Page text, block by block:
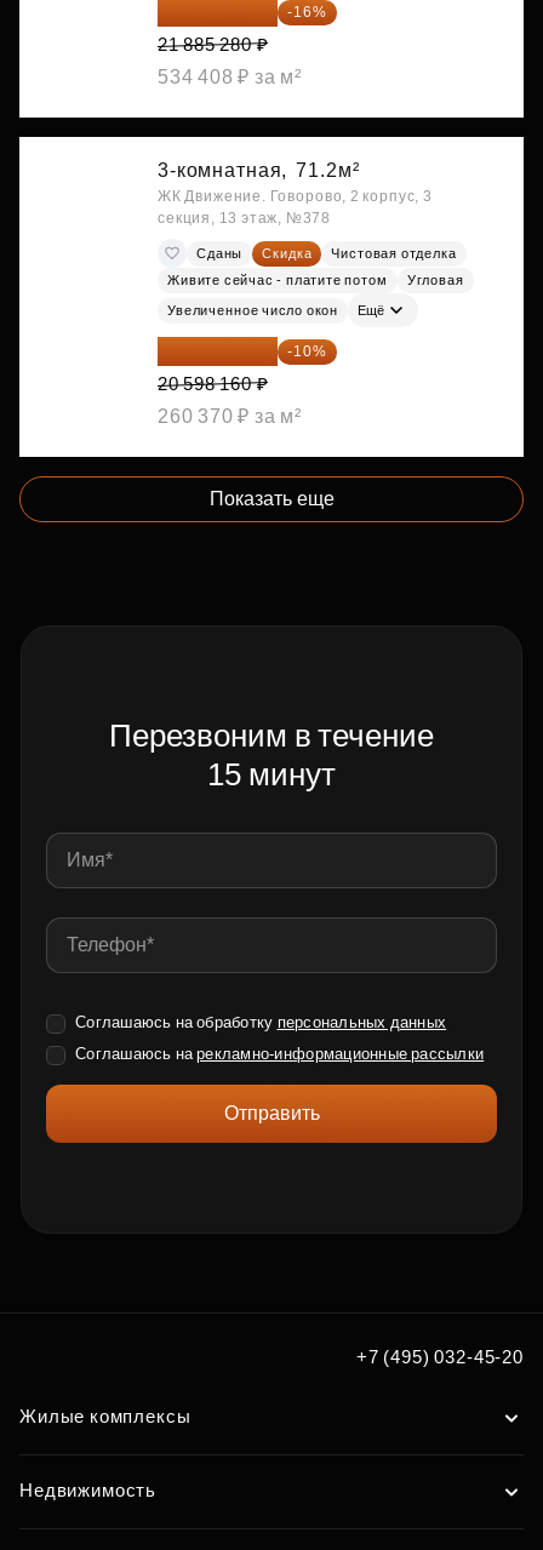
18 383 635 ₽ -16%
21 885 280 ₽
534 408 ₽ за м²
3-комнатная, 71.2м²
ЖК Движение. Говорово, 2 корпус, 3
секция, 13 этаж, №378
Сданы Скидка
Чистовая отделка
Живите сейчас - платите потом
Угловая
Увеличенное число окон Ещё
18 538 344 ₽ -10%
20 598 160 ₽
260 370 ₽ за м²
Показать еще
Перезвоним в течение
15 минут
Соглашаюсь на обработку персональных данных
Соглашаюсь нарекламно-информационные рассылки
Отправить
+7 (495) 032-45-20
Жилые комплексы
Недвижимость